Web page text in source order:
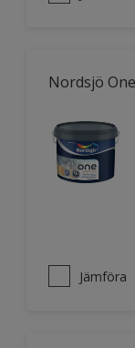
Nordsjö
Jämföra